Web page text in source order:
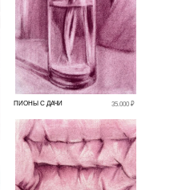
ПИОНЫ С ДАЧИ 35.000 ₽